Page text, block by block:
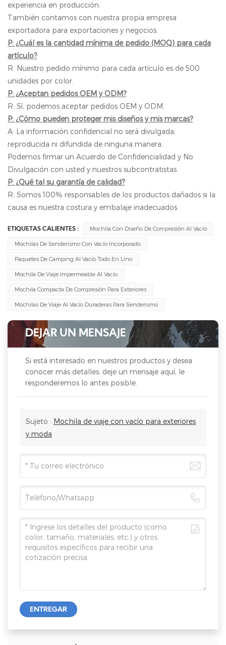
experiencia en producción.
También contamos con nuestra propia empresa
exportadora para exportaciones y negocios.
P: ¿Cuál es la cantidad mínima de pedido (MOQ) para cada
artículo?
R: Nuestro pedido mínimo para cada artículo es de 500
unidades por color.
P: ¿Aceptan pedidos OEM y ODM?
R: Sí, podemos aceptar pedidos OEM y ODM.
P: ¿Cómo pueden proteger mis diseños y mis marcas?
A: La información confidencial no será divulgada,
reproducida ni difundida de ninguna manera.
Podemos firmar un Acuerdo de Confidencialidad y No
Divulgación con usted y nuestros subcontratistas.
P: ¿Qué tal su garantía de calidad?
R: Somos 100% responsables de los productos dañados si la
causa es nuestra costura y embalaje inadecuados.
ETIQUETAS CALIENTES : Mochila Con Diseño De Compresión Al Vacío
Mochilas De Senderismo Con Vacío Incorporado
Paquetes De Camping Al Vacío Todo En Uno
Mochila De Viaje Impermeable Al Vacío
Mochila Compacta De Compresión Para Exteriores
Mochilas De Viaje Al Vacío Duraderas Para Senderismo
DEJAR UN MENSAJE
Si está interesado en nuestros productos y desea
conocer más detalles, deje un mensaje aquí, le
responderemos lo antes posible.
Sujeto : Mochila de viaje con vacío para exteriores
y moda
ENTREGAR